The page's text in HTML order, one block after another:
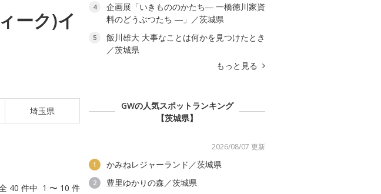
ーク)イ
埼玉県
40 件中 1 〜 10 件
4
企画展「いきもののかたち― 一橋徳川家資
料のどうぶつたち ―」／茨城県
5
飯川雄大 大事なことは何かを見つけたとき
／茨城県
もっと見る
GWの人気スポットランキング
【茨城県】
2026/08/07 更新
1 かみねレジャーランド／茨城県
2 豊里ゆかりの森／茨城県